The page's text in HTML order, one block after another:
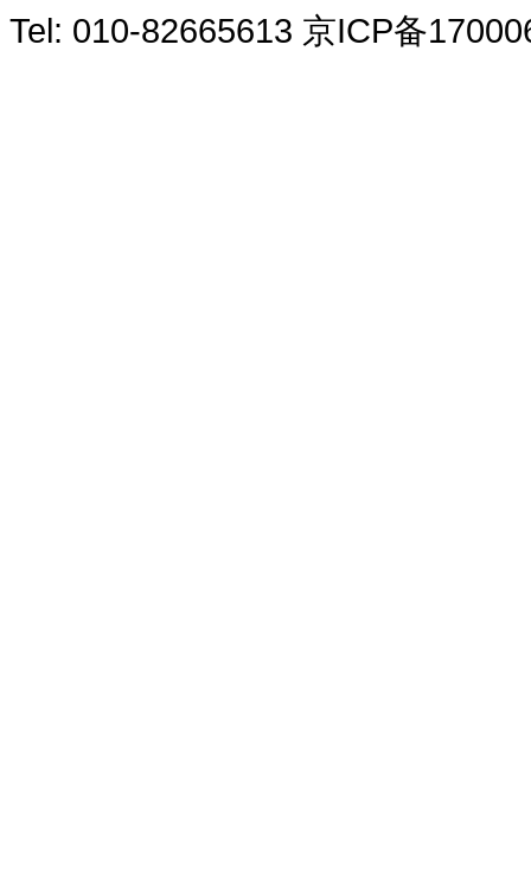
Tel: 010-82665613 京ICP备